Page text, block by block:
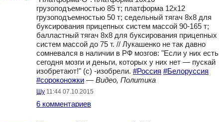
грузоподъемностью 85 т; платформа 12х12
грузоподъемностью 50 т; седельный тягач 8х8 для
буксирования прицепных систем массой 90-165 т;
балластный тягач 8х8 для буксирования прицепных
систем массой до 75 т. // Лукашенко не так давно
сомневался в наличии в РФ мозгов: "Если у них есть
сегодня мозги и деньги, которых у них нет — пускай
изобретают!" (с) -изобрели. #Россия #Белоруссия
#сороконожки — Видео, Политика
Шу 11:44 07.10.2015
6 комментариев